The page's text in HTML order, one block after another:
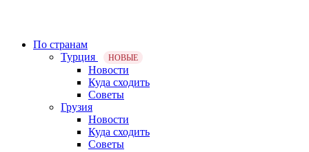
По странам
Турция
НОВЫЕ
Новости
Куда сходить
Советы
Грузия
Новости
Куда сходить
Советы